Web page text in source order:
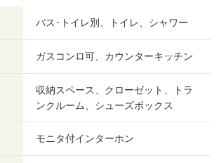
バス･トイレ別、トイレ、シャワー
ガスコンロ可、カウンターキッチン
収納スペース、クローゼット、トラ
ンクルーム、シューズボックス
モニタ付インターホン